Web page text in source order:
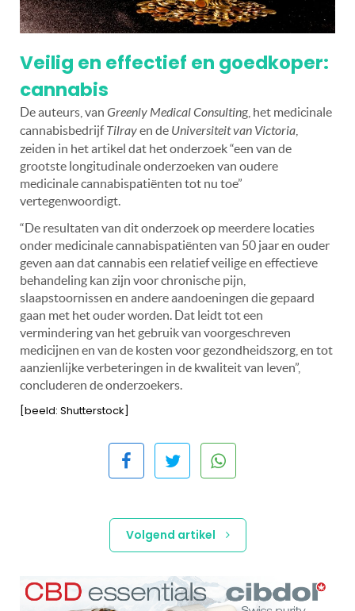
Veilig en effectief en goedkoper:
cannabis
De auteurs, van Greenly Medical Consulting, het medicinale
cannabisbedrijfTilrayen de Universiteit van Victoria
zeiden in het artikel dat het onderzoek “een van de
grootste longitudinale onderzoeken van oudere
medicinale cannabispatiënten tot nu toe”
vertegenwoordigt.
“De resultaten van dit onderzoek op meerdere locaties
onder medicinale cannabispatiënten van 50 jaar en ouder
geven aan dat cannabis een relatief veilige en effectieve
behandeling kan zijn voor chronische pijn,
slaapstoornissen en andere aandoeningen die gepaard
gaan met het ouder worden. Dat leidt tot een
vermindering van het gebruik van voorgeschreven
medicijnen en van de kosten voor gezondheidszorg, en tot
aanzienlijke verbeteringen in de kwaliteit van leven”,
concluderen de onderzoekers.
[beeld: Shutterstock]
Volgend artikel